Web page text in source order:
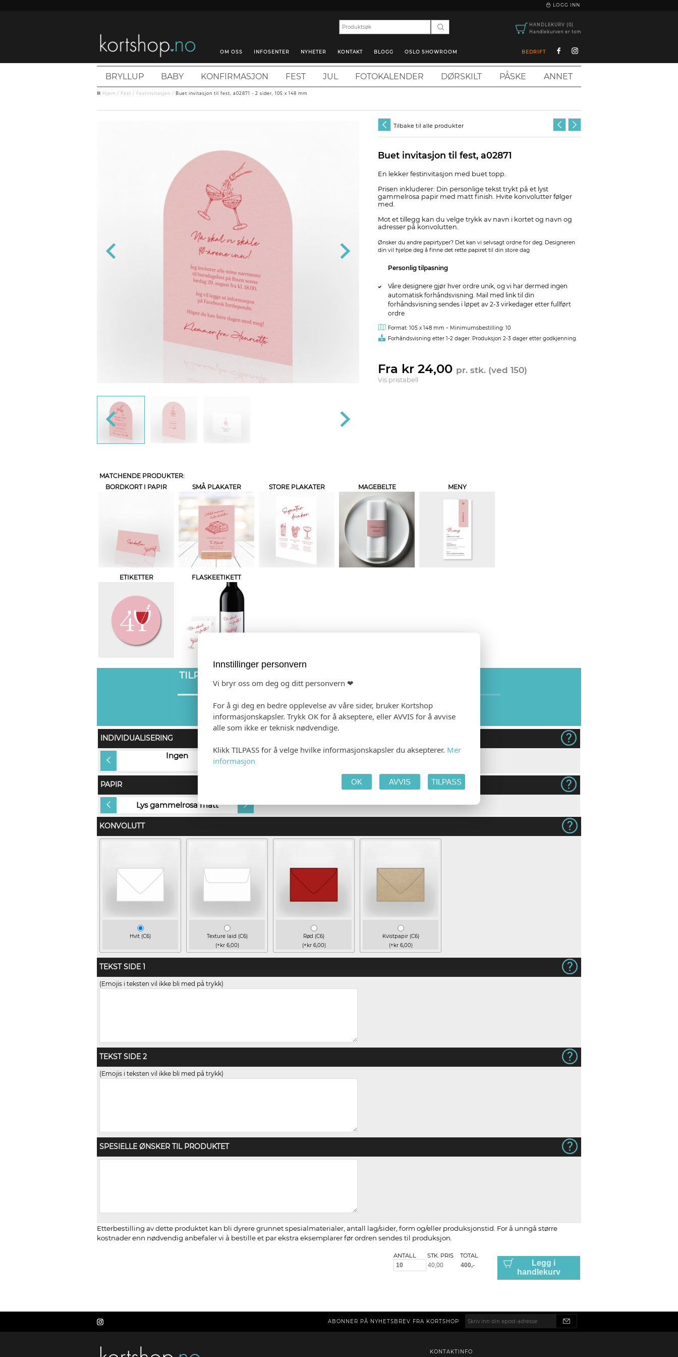
LOGG INN
HANDLEKURV (0)
Handlekurven er tom
OM OSS INFOSENTER NYHETER KONTAKT BLOGG OSLO SHOWROOM BEDRIFT
BRYLLUP BABY KONFIRMASJON FEST JUL FOTOKALENDER DØRSKILT PÅSKE ANNET
Hjem / Fest / Festinvitasjon / Buet invitasjon til fest, a02871 - 2 sider, 105 x 148 mm
Tilbake til alle produkter
Buet invitasjon til fest, a02871
En lekker festinvitasjon med buet topp.
Prisen inkluderer: Din personlige tekst trykt på et lyst
gammelrosa papir med matt finish. Hvite konvolutter følger
med.
Mot et tillegg kan du velge trykk av navn i kortet og navn og
adresser på konvolutten.
Ønsker du andre papirtyper? Det kan vi selvsagt ordne for deg. Designeren
din vil hjelpe deg å finne det rette papiret til din store dag
Personlig tilpasning
Våre designere gjør hver ordre unik, og vi har dermed ingen
automatisk forhåndsvisning. Mail med link til din
forhåndsvisning sendes i løpet av 2-3 virkedager etter fullført
ordre
Format: 105 x 148 mm - Minimumsbestilling: 10
Forhåndsvisning etter 1-2 dager. Produksjon 2-3 dager etter godkjenning.
Fra kr 24,00 pr. stk. (ved 150)
Vis pristabell
MATCHENDE PRODUKTER:
BORDKORT I PAPIR
SMÅ PLAKATER STORE PLAKATER MAGEBELTE MENY
ETIKETTER FLASKEETIKETT
TILPASS PRODUKTET
INDIVIDUALISERING
Gjestens navn i produkt og på
Ingen
Gjestens navn i produkt
Navn på konvolutt (+kr 7,00)
PAPIR
Lys gammelrosa matt Lys gammelrosa matt
KONVOLUTT
Hvit (C6)
Texture laid (C6)
(+kr 6,00)
Rød (C6)
(+kr 6,00)
Kvistpapir (C6)
(+kr 6,00)
TEKST SIDE 1
(Emojis i teksten vil ikke bli med på trykk)
TEKST SIDE 2
(Emojis i teksten vil ikke bli med på trykk)
SPESIELLE ØNSKER TIL PRODUKTET
Etterbestilling av dette produktet kan bli dyrere grunnet spesialmaterialer, antall lag/sider, form og/eller produksjonstid. For å unngå større
kostnader enn nødvendig anbefaler vi å bestille et par ekstra eksemplarer før ordren sendes til produksjon.
ANTALL STK. PRIS TOTAL
Legg i
handlekurv
ABONNER PÅ NYHETSBREV FRA KORTSHOP
KONTAKTINFO
Innstillinger personvern
Vi bryr oss om deg og ditt personvern ❤
For å gi deg en bedre opplevelse av våre sider, bruker Kortshop
informasjonskapsler. Trykk OK for å akseptere, eller AVVIS for å avvise
alle som ikke er teknisk nødvendige.
Klikk TILPASS for å velge hvilke informasjonskapsler du aksepterer. Mer
informasjon
OK AVVIS TILPASS